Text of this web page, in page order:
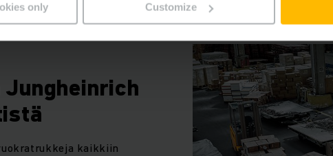
only Customize
Vuokraa vaadittava kalusto
kaikkiin